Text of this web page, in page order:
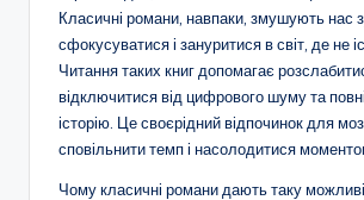
Класичні романи, навпаки, змушують нас
сфокусуватися і зануритися в світ, де не
Читання таких книг допомагає
відключитися від цифрового шуму та
історію. Це своєрідний відпочинок для
сповільнити темп і насолодитися
Чому класичні романи дають таку